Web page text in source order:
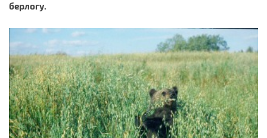
берлогу.